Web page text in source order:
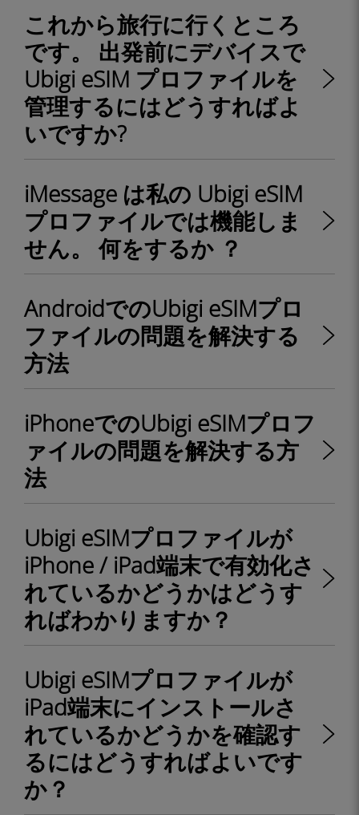
これから旅行に行くところ
です。 出発前にデバイスで
Ubigi eSIM プロファイルを
管理するにはどうすればよ
いですか?
iMessage は私の Ubigi eSIM
プロファイルでは機能しま
せん。 何をするか ？
AndroidでのUbigi eSIMプロ
ファイルの問題を解決する
方法
iPhoneでのUbigi eSIMプロフ
ァイルの問題を解決する方
法
Ubigi eSIMプロファイルが
iPhone / iPad端末で有効化さ
れているかどうかはどうす
ればわかりますか？
Ubigi eSIMプロファイルが
iPad端末にインストールさ
れているかどうかを確認す
るにはどうすればよいです
か？